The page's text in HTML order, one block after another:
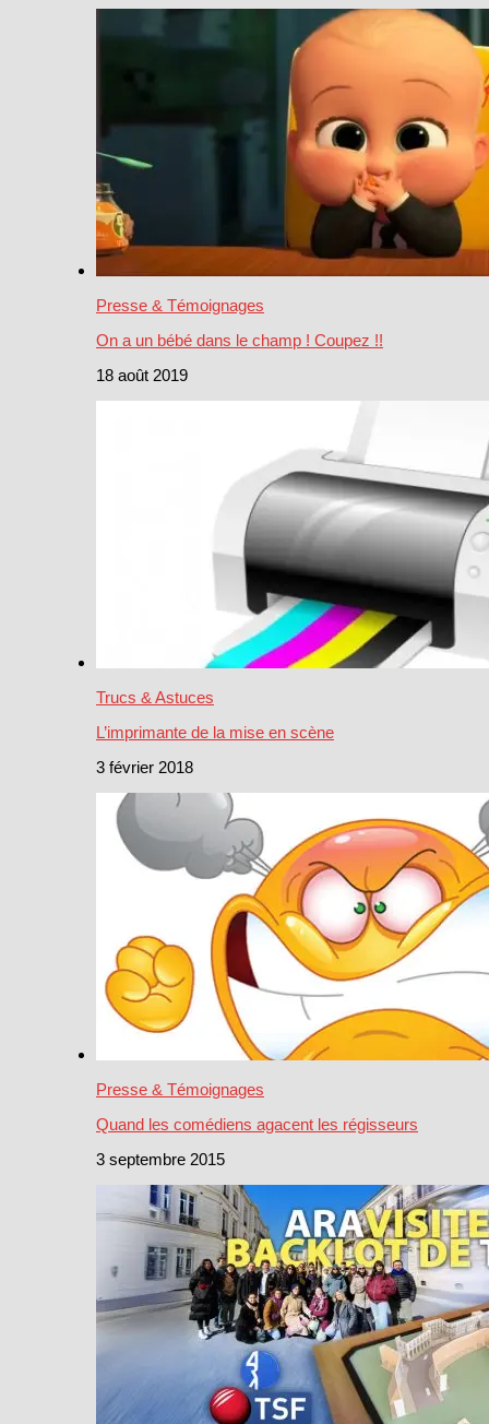
Presse & Témoignages
On a un bébé dans le champ ! Coupez !!
18 août 2019
Trucs & Astuces
L’imprimante de la mise en scène
3 février 2018
Presse & Témoignages
Quand les comédiens agacent les régisseurs
3 septembre 2015